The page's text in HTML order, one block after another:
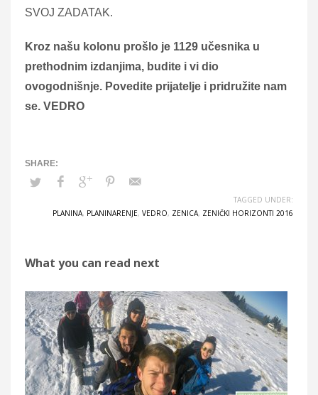
SVOJ ZADATAK.
Kroz našu kolonu prošlo je 1129 učesnika u
prethodnim izdanjima, budite i vi dio
ovogodnišnje. Povedite prijatelje i pridružite nam
se. VEDRO
TAGGED UNDER:
PLANINA, PLANINARENJE, VEDRO, ZENICA, ZENIČKI HORIZONTI 2016
What you can read next